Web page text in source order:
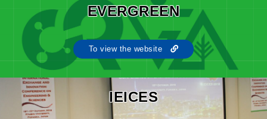
EVERGREEN
To view the website
IEICES